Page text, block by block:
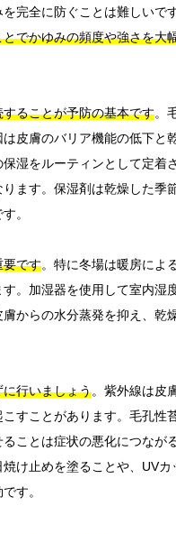
完全に防ぐことは難しいです
でかゆみの頻度や強さを大
ることが予防の基本です。
皮膚のバリア機能の低下と
湿をルーティンとして定着
ます。保湿剤は乾燥した季
。
要です。特に冬場は暖房によ
。加湿器を使用して室内湿
からの水分蒸発を抑え、乾
行いましょう。紫外線は皮
すことがあります。毛孔性
ことは症状の悪化につなが
け止めを塗ることや、UVカ
す。